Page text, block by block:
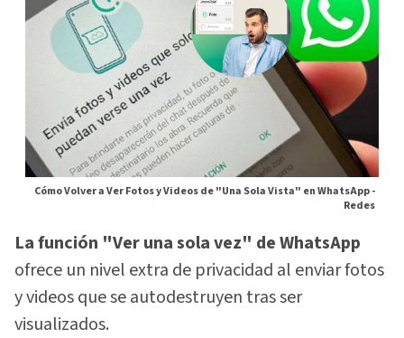
Cómo Volver a Ver Fotos y Videos de "Una Sola Vista" en WhatsApp -
Redes
La función "Ver una sola vez" de WhatsApp
ofrece un nivel extra de privacidad al enviar fotos
y videos que se autodestruyen tras ser
visualizados.